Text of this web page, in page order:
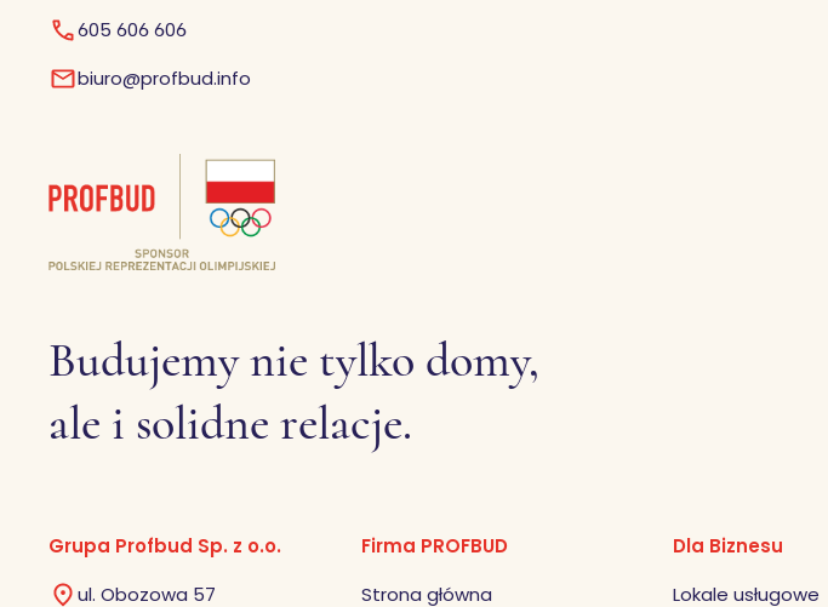
605 606 606
biuro@profbud.info
Budujemy nie tylko domy,
ale i solidne relacje.
Grupa Profbud Sp. z o.o.
ul. Obozowa 57
Firma PROFBUD
Strona główna
Dla Biznesu
Lokale usługowe